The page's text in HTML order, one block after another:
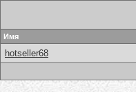
Имя
hotseller68